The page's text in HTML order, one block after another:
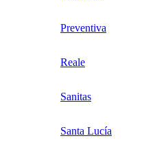
Preventiva
Reale
Sanitas
Santa Lucía